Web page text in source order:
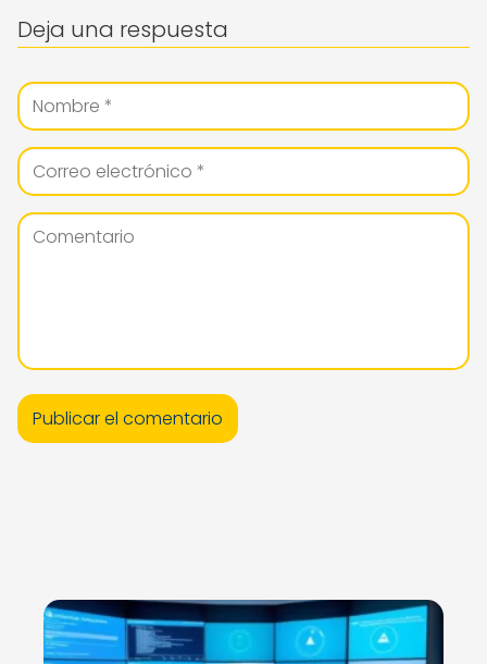
Deja una respuesta